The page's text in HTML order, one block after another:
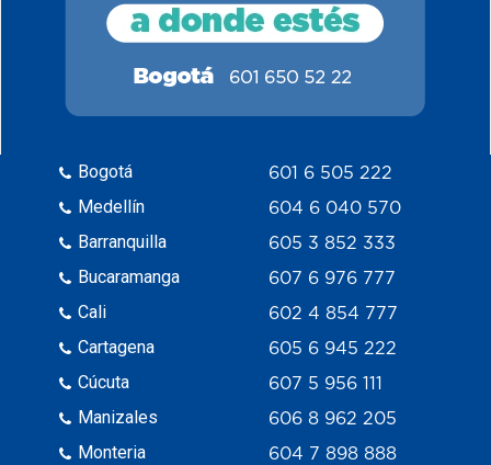
Bogotá
Medellín
Barranquilla
Bucaramanga
Cali
Cartagena
Cúcuta
Manizales
Monteria
601 6 505 222
604 6 040 570
605 3 852 333
607 6 976 777
602 4 854 777
605 6 945 222
607 5 956 111
606 8 962 205
604 7 898 888